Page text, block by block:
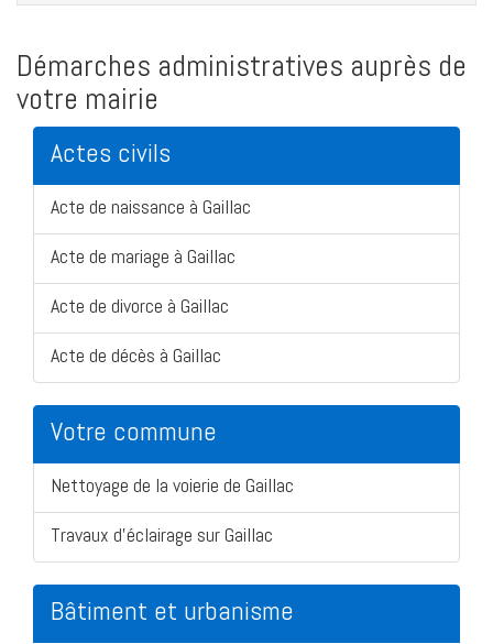
Démarches administratives auprès de
votre mairie
Actes civils
Acte de naissance à Gaillac
Acte de mariage à Gaillac
Acte de divorce à Gaillac
Acte de décès à Gaillac
Votre commune
Nettoyage de la voierie de Gaillac
Travaux d'éclairage sur Gaillac
Bâtiment et urbanisme